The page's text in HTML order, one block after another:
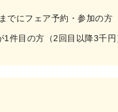
でにフェア予約・参加の方
1件目の方（2回目以降3千